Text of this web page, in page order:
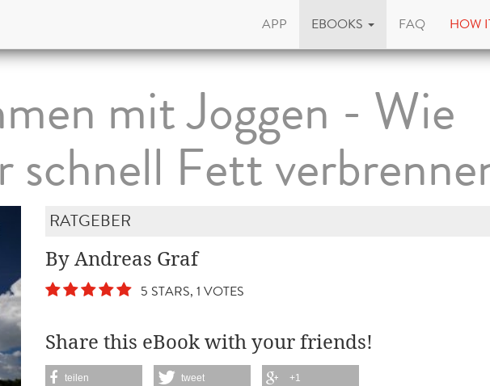
APP EBOOKS FAQ HOW
mit Joggen - Wie
schnell Fett
RATGEBER
By Andreas Graf
5 STARS, 1 VOTES
Share this eBook with your friends!
teilen tweet +1